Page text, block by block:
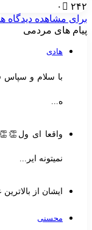
۰
مشاهده دیدگاه ها
های مردمی
هادی
با سلام و سپاس
ه...
واقعا ای
نمیتونه ایر...
ایشان از
محسنی